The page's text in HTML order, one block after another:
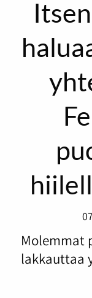
Molemmat
lakkauttaa